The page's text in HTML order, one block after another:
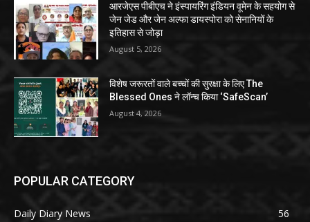
आरजेएस पीबीएच ने इंस्पायरिंग इंडियन वूमेन के सहयोग से
जेन जेड और जेन अल्फा डायस्पोरा को सेनानियों के
इतिहास से जोड़ा
August 5, 2026
विशेष जरूरतों वाले बच्चों की सुरक्षा के लिए The
Blessed Ones ने लॉन्च किया ‘SafeScan’
August 4, 2026
POPULAR CATEGORY
Daily Diary News
56